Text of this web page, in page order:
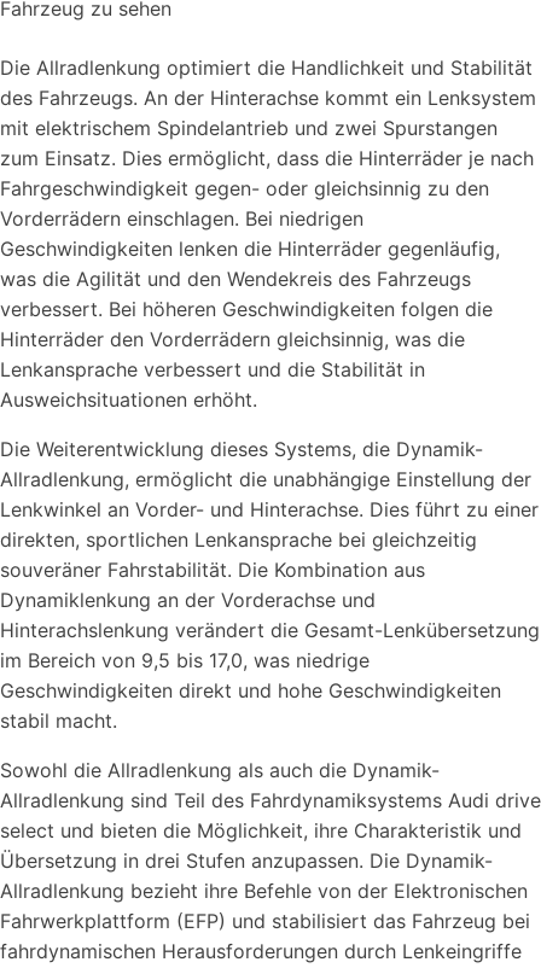
Die Allradlenkung optimiert die Handlichkeit und Stabilität
des Fahrzeugs. An der Hinterachse kommt ein Lenksystem
mit elektrischem Spindelantrieb und zwei Spurstangen
zum Einsatz. Dies ermöglicht, dass die Hinterräder je nach
Fahrgeschwindigkeit gegen- oder gleichsinnig zu den
Vorderrädern einschlagen. Bei niedrigen
Geschwindigkeiten lenken die Hinterräder gegenläufig,
was die Agilität und den Wendekreis des Fahrzeugs
verbessert. Bei höheren Geschwindigkeiten folgen die
Hinterräder den Vorderrädern gleichsinnig, was die
Lenkansprache verbessert und die Stabilität in
Ausweichsituationen erhöht.
Die Weiterentwicklung dieses Systems, die Dynamik-
Allradlenkung, ermöglicht die unabhängige Einstellung der
Lenkwinkel an Vorder- und Hinterachse. Dies führt zu einer
direkten, sportlichen Lenkansprache bei gleichzeitig
souveräner Fahrstabilität. Die Kombination aus
Dynamiklenkung an der Vorderachse und
Hinterachslenkung verändert die Gesamt-Lenkübersetzung
im Bereich von 9,5 bis 17,0, was niedrige
Geschwindigkeiten direkt und hohe Geschwindigkeiten
stabil macht.
Sowohl die Allradlenkung als auch die Dynamik-
Allradlenkung sind Teil des Fahrdynamiksystems Audi drive
select und bieten die Möglichkeit, ihre Charakteristik und
Übersetzung in drei Stufen anzupassen. Die Dynamik-
Allradlenkung bezieht ihre Befehle von der Elektronischen
Fahrwerkplattform (EFP) und stabilisiert das Fahrzeug bei
fahrdynamischen Herausforderungen durch Lenkeingriffe